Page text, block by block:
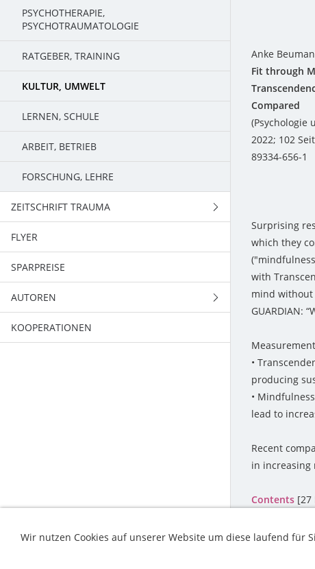
PSYCHOTHERAPIE,
PSYCHOTRAUMATOLOGIE
RATGEBER, TRAINING
KULTUR, UMWELT
LERNEN, SCHULE
ARBEIT, BETRIEB
FORSCHUNG, LEHRE
ZEITSCHRIFT TRAUMA
PROGRAMM
THEMENHEFTE
2022
2021
2015
2014
HEFTE ZUM DOWNLOAD
2022
2016
2015
ZEITSCHRIFTENPAKETE
2009
2008
FLYER
SPARPREISE
AUTOREN
DIENSTLEISTUNGEN
KOOPERATIONEN
Anke
Fit through
Compared
(Psychologie
2022; 102
89334-656-1
Surprising
which they
with
mind without
GUARDIAN:
•
producing
•
lead to
Recent
in increasing
Contents [27
Wir nutzen Cookies auf unserer Website um diese laufend für